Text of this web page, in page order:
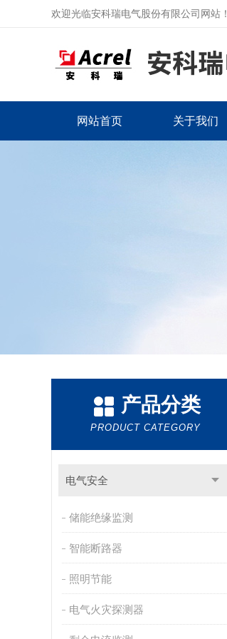
欢迎光临安科瑞电气股份有限公司网站！
网站首页 关于我们
产品分类
PRODUCT CATEGORY
电气安全
储能绝缘监测
智能断路器
照明节能
电气火灾探测器